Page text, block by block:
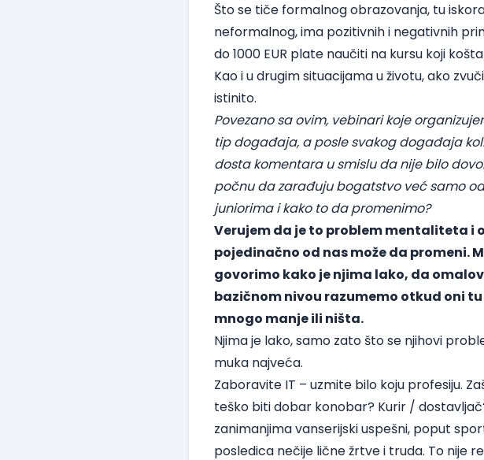
Što se tiče formalnog obrazovanja, tu
neformalnog, ima pozitivnih i negativnih
do 1000 EUR plate naučiti na kursu koji
Kao i u drugim situacijama u životu, ako
istinito.
Povezano sa ovim, vebinari koje
tip događaja, a posle svakog događaja
dosta komentara u smislu da nije bilo
počnu da zarađuju bogatstvo već samo
juniorima i kako to da promenimo?
Verujem da je to problem mentaliteta i
pojedinačno od nas može da promeni.
govorimo kako je njima lako, da
bazičnom nivou razumemo otkud oni
mnogo manje ili ništa.
Njima je lako, samo zato što se njihovi
muka najveća.
Zaboravite IT – uzmite bilo koju profesiju.
teško biti dobar konobar? Kurir /
zanimanjima vanserijski uspešni, poput
posledica nečije lične žrtve i truda. To nije